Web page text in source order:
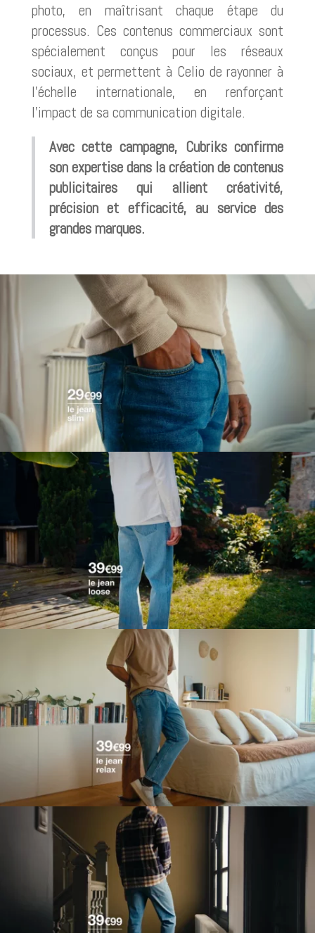
photo, en maîtrisant chaque étape du
processus. Ces contenus commerciaux sont
spécialement conçus pour les réseaux
sociaux, et permettent à Celio de rayonner à
l’échelle internationale, en renforçant
l’impact de sa communication digitale.
Avec cette campagne, Cubriks confirme
son expertise dans la création de contenus
publicitaires qui allient créativité,
précision et efficacité, au service des
grandes marques.